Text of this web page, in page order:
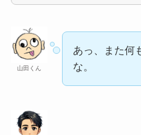
山田くん
あっ、また何
な。